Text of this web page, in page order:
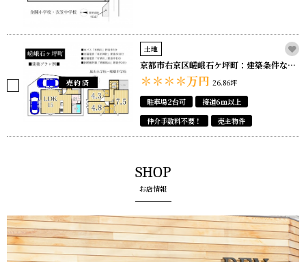
売約済
土地
京都市右京区嵯峨石ケ坪町：建築条件なし売土地
＊＊＊＊万円 26.86坪
駐車場2台可
接道6ｍ以上
仲介手数料不要！
売主物件
SHOP
お店情報